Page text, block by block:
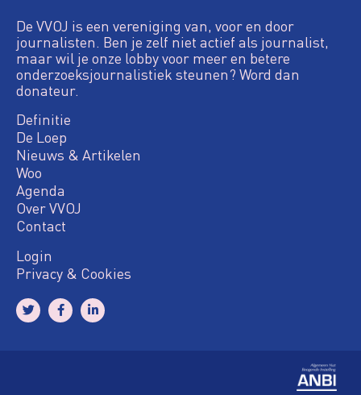
De VVOJ is een vereniging van, voor en door
journalisten. Ben je zelf niet actief als journalist,
maar wil je onze lobby voor meer en betere
onderzoeksjournalistiek steunen? Word dan
donateur.
Definitie
De Loep
Nieuws & Artikelen
Woo
Agenda
Over VVOJ
Contact
Login
Privacy & Cookies